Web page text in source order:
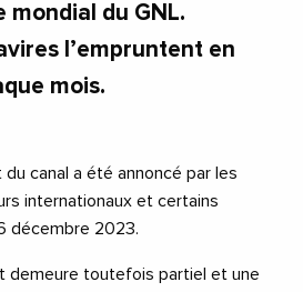
mondial du GNL.
l’empruntent en
mois.
canal a été annoncé par les
internationaux et certains
décembre 2023.
demeure toutefois partiel et une